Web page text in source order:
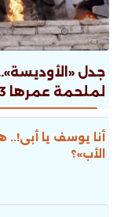
جدل
الطبعات..
أنا يوسف يا
الأب»؟